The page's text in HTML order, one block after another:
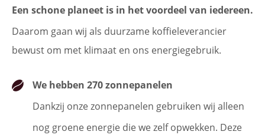
Een schone planeet is in het voordeel van iedereen.
Daarom gaan wij als duurzame koffieleverancier
bewust om met klimaat en ons energiegebruik.
We hebben 270 zonnepanelen
Dankzij onze zonnepanelen gebruiken wij alleen
nog groene energie die we zelf opwekken. Deze